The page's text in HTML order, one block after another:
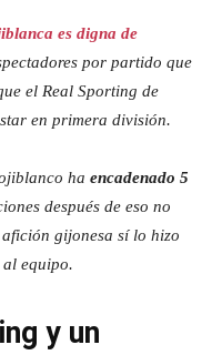
es digna de
por partido que
el Real Sporting de
en primera división.
ha encadenado 5
después de eso no
gijonesa sí lo hizo
equipo.
y un